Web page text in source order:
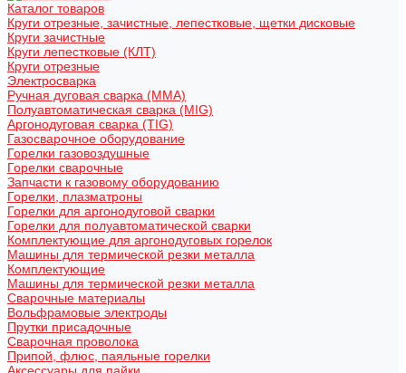
Каталог товаров
Круги отрезные, зачистные, лепестковые, щетки дисковые
Круги зачистные
Круги лепестковые (КЛТ)
Круги отрезные
Электросварка
Ручная дуговая сварка (MMA)
Полуавтоматическая сварка (MIG)
Аргонодуговая сварка (TIG)
Газосварочное оборудование
Горелки газовоздушные
Горелки сварочные
Запчасти к газовому оборудованию
Горелки, плазматроны
Горелки для аргонодуговой сварки
Горелки для полуавтоматической сварки
Комплектующие для аргонодуговых горелок
Машины для термической резки металла
Комплектующие
Машины для термической резки металла
Сварочные материалы
Вольфрамовые электроды
Прутки присадочные
Сварочная проволока
Припой, флюс, паяльные горелки